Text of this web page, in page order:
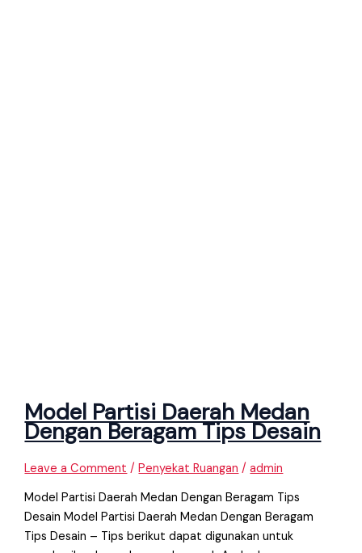
Model Partisi Daerah Medan
Dengan Beragam Tips Desain
Leave a Comment /Penyekat Ruangan /admin
Model Partisi Daerah Medan Dengan Beragam Tips
Desain Model Partisi Daerah Medan Dengan Beragam
Tips Desain – Tips berikut dapat digunakan untuk